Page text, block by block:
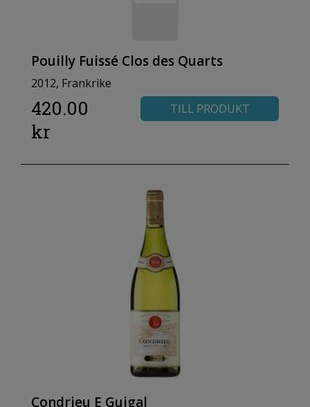
Pouilly Fuissé Clos des Quarts
2012, Frankrike
420.00
kr
TILL PRODUKT
Condrieu E Guigal